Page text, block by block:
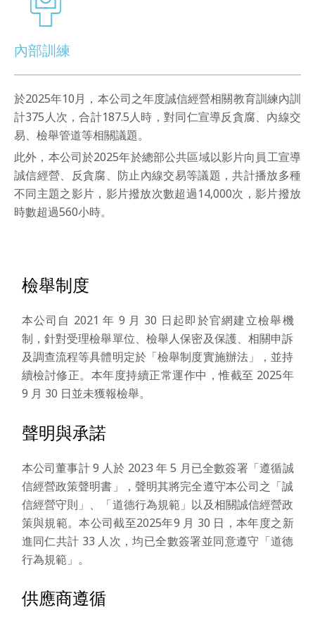
內部訓練
於2025年10月，本公司之年度誠信經營相關教育訓練內訓
計375人次，合計187.5人時，對同仁宣導反貪腐、內線交
易、檢舉管道等相關議題。
此外，本公司於2025年於總部公共區域以影片向員工宣導
誠信經營、反貪腐、防止內線交易等議題，共計播放多種
不同主題之影片，影片撥放次數超過14,000次，影片撥放
時數超過560小時。
檢舉制度
本公司自 2021 年 9 月 30 日起即於官網建立檢舉機
制，針對受理檢舉單位、檢舉人保密及保護、相關申訴
及調查流程等具體明定於「檢舉制度實施辦法」，並持
續檢討修正。本年度持續正常運作中，惟截至 2025年
9 月 30 日並未獲報檢舉。
聲明與承諾
本公司董事計 9 人於 2023 年 5 月已全數簽署「遵循誠
信經營政策聲明書」，聲明其將完全遵守本公司之「誠
信經營守則」、「道德行為規範」以及相關誠信經營政
策與規範。本公司截至2025年9 月 30 日，本年度之新
進同仁共計 33 人次，均已全數簽署並同意遵守「道德
行為規範」。
供應商遵循